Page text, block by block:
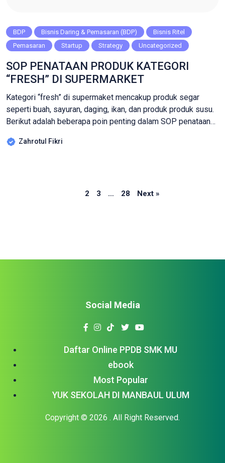
BDP Bisnis Daring & Pemasaran (BDP)
Bisnis Ritel
Pemasaran
Startup Strategy Uncategorized
SOP PENATAAN PRODUK KATEGORI
“FRESH” DI SUPERMARKET
Kategori “fresh” di supermaket mencakup produk segar
seperti buah, sayuran, daging, ikan, dan produk produk susu.
Berikut adalah beberapa poin penting dalam SOP penataan
Produk Penataan produk kategori “ fresh” mencakup
Zahrotul Fikri
PagePage
2 Page
3 … Page
28 Next »
Daftar Online PPDB SMK MU
ebook
Most Popular
YUK SEKOLAH DI MANBAUL ULUM
Copyright © 2026 . All Right Reserved.
Social Media